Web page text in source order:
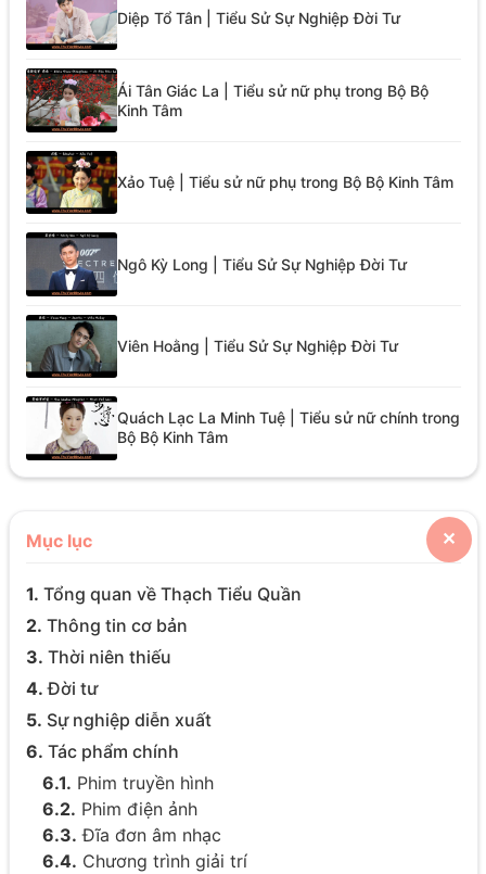
Diệp Tổ Tân | Tiểu Sử Sự Nghiệp Đời Tư
Ái Tân Giác La | Tiểu sử nữ phụ trong Bộ Bộ
Kinh Tâm
Xảo Tuệ | Tiểu sử nữ phụ trong Bộ Bộ Kinh Tâm
Ngô Kỳ Long | Tiểu Sử Sự Nghiệp Đời Tư
Viên Hoằng | Tiểu Sử Sự Nghiệp Đời Tư
Quách Lạc La Minh Tuệ | Tiểu sử nữ chính trong
Bộ Bộ Kinh Tâm
✕
Mục lục
1. Tổng quan về Thạch Tiểu Quần
2. Thông tin cơ bản
3. Thời niên thiếu
4. Đời tư
5. Sự nghiệp diễn xuất
6. Tác phẩm chính
6.1. Phim truyền hình
6.2. Phim điện ảnh
6.3. Đĩa đơn âm nhạc
6.4. Chương trình giải trí